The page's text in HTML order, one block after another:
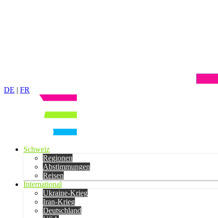
DE | FR
Schweiz
Regionen
Abstimmungen
Reisen
International
Ukraine-Krieg
Iran-Krieg
Deutschland